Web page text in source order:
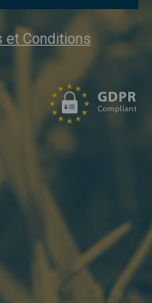
et Conditions